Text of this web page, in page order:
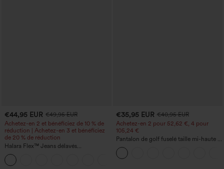
€44,95 EUR €49,95 EUR
Achetez-en 2 et bénéficiez de 10 % de
réduction | Achetez-en 3 et bénéficiez
de 20 % de réduction
Halara Flex™ Jeans délavés
décontractés, coupe baggy à jambe
large, taille basse asymétrique, poches
zippées
€35,95 EUR €40,95 EUR
Achetez-en 2 pour 52,62 €, 4 pour
105,24 €
Pantalon de golf fuselé taille mi-haute à
cordon, ourlet incurvé, séchage rapide,
avec poches — UPF40+